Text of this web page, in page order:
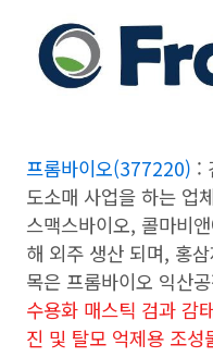
프롬바이오(377220) :
도소매 사업을 하는 업
스맥스바이오, 콜마비
해 외주 생산 되며, 홍
목은 프롬바이오 익산
수용화 매스틱 검과 감
진 및 탈모 억제용 조성